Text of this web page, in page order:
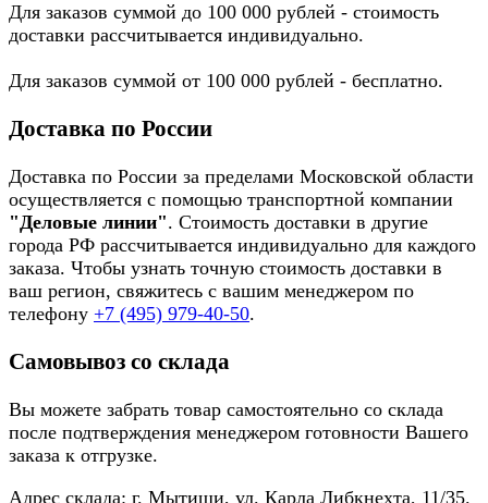
Для заказов суммой до 100 000 рублей - стоимость
доставки рассчитывается индивидуально.
Для заказов суммой от 100 000 рублей - бесплатно.
Доставка по России
Доставка по России за пределами Московской области
осуществляется с помощью транспортной компании
"Деловые линии". Стоимость доставки в другие
города РФ рассчитывается индивидуально для каждого
заказа. Чтобы узнать точную стоимость доставки в
ваш регион, свяжитесь с вашим менеджером по
телефону +7 (495) 979-40-50.
Самовывоз со склада
Вы можете забрать товар самостоятельно со склада
после подтверждения менеджером готовности Вашего
заказа к отгрузке.
Адрес склада: г. Мытищи, ул. Карла Либкнехта, 11/35.